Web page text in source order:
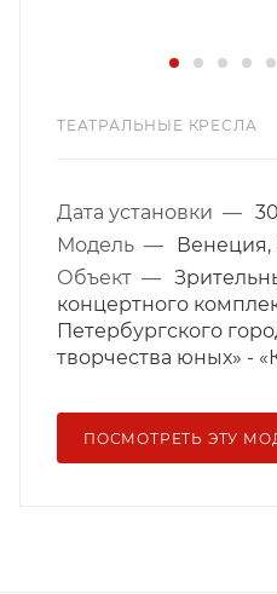
ТЕАТРАЛЬНЫЕ КРЕСЛА
Дата установки —
Модель —
Венеция,
Объект —
концертного
Петербургского
творчества юных» -
ПОСМОТРЕТЬ ЭТУ